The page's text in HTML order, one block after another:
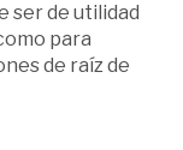
ser de utilidad
para
de raíz de